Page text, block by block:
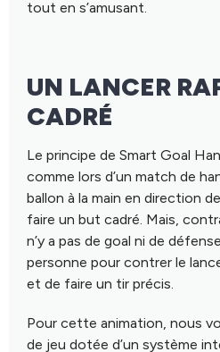
tout en s’amusant.
UN LANCER
CADRÉ
Le principe de Smart Goal
comme lors d’un match de
ballon à la main en direction
faire un but cadré. Mais,
n’y a pas de goal ni de
personne pour contrer le
et de faire un tir précis.
Pour cette animation, nous
de jeu dotée d’un système